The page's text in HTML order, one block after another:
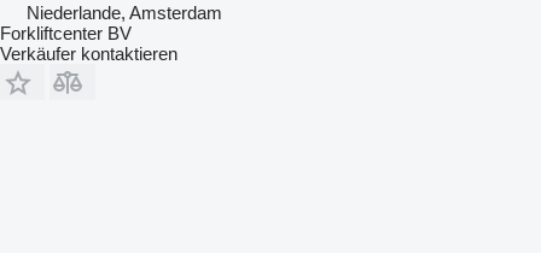
Niederlande, Amsterdam
Forkliftcenter BV
Verkäufer kontaktieren